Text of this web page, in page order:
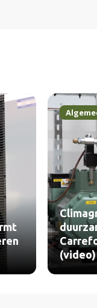
(video)